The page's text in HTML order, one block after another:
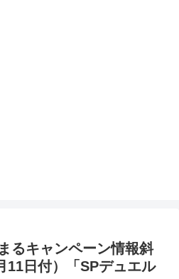
るキャンペーン情報斜
11日付）「SPデュエル